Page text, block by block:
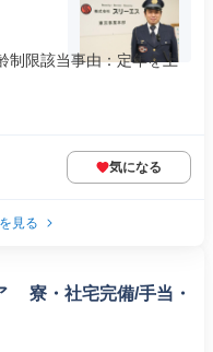
限該当事由：定年を上
気になる
見る
寮・社宅完備/手当・